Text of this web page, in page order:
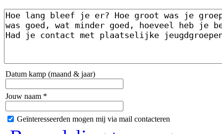
Datum kamp (maand & jaar)
Jouw naam *
Geïnteresseerden mogen mij via mail contacteren